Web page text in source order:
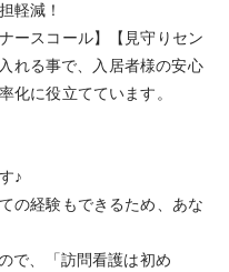
軽減！
ースコール】【見守りセン
れる事で、入居者様の安心
化に役立てています。
♪
の経験もできるため、あな
で、「訪問看護は初め